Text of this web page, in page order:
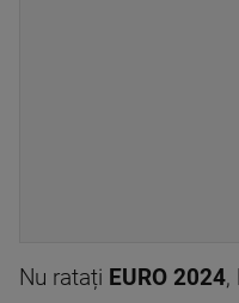
Nu ratați EURO 2024,